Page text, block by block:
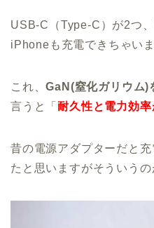
USB-C（Type-C）が2つ
iPhoneも充電できちゃいま
これ、GaN(窒化ガリウム)
言うと「耐久性と電力効率
昔の電源アダプターだと
たと思いますがそういうの